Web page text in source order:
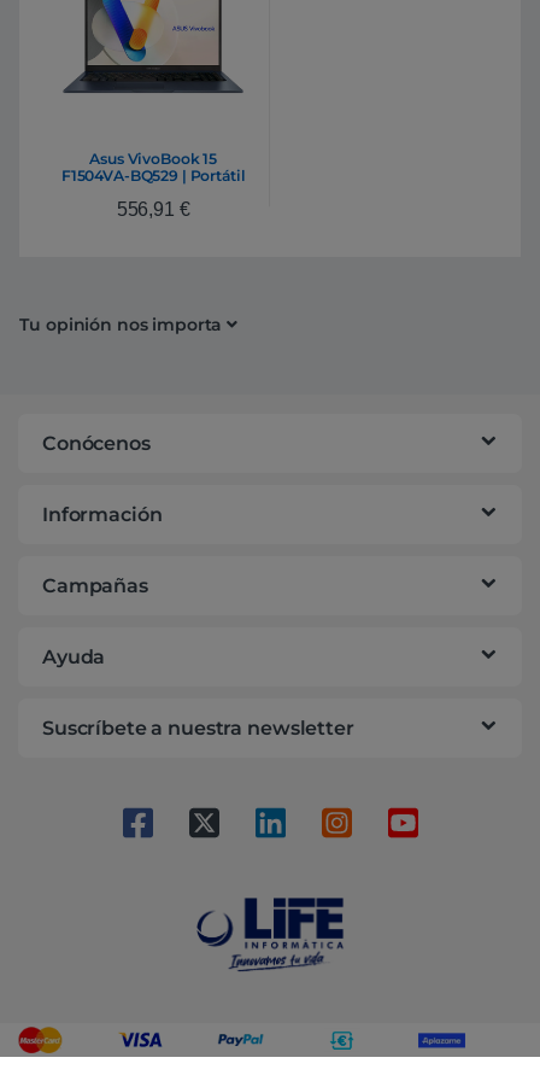
Asus VivoBook 15
F1504VA-BQ529 | Portátil
DDR5 512GB NVMe 15.6″
556,91 €
Tu opinión nos importa
Conócenos
Información
Campañas
Ayuda
Suscríbete a nuestra newsletter